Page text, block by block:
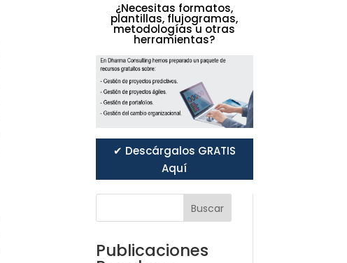
¿Necesitas formatos,
plantillas, flujogramas,
metodologías u otras
herramientas?
✔ Descárgalos GRATIS
Aquí
Buscar
Publicaciones